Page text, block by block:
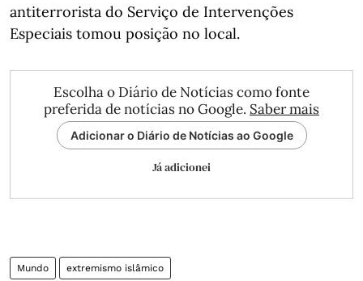
antiterrorista do Serviço de Intervenções
Especiais tomou posição no local.
Escolha o Diário de Notícias como fonte
preferida de notícias no Google. Saber mais
Adicionar o Diário de Notícias ao Google
Já adicionei
Mundo extremismo islâmico